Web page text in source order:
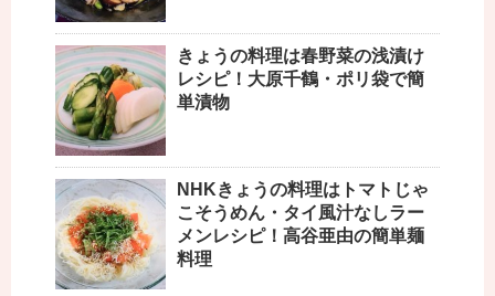
きょうの料理は春野菜の浅漬け
レシピ！大原千鶴・ポリ袋で簡
単漬物
NHKきょうの料理はトマトじゃ
こそうめん・タイ風汁なしラー
メンレシピ！高谷亜由の簡単麺
料理